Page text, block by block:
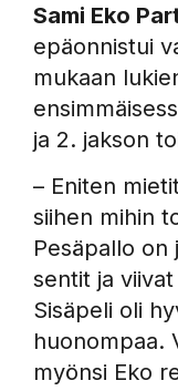
Sami Eko
epäonnistui
mukaan
ja 2. jakson
– Eniten
siihen mihin
Pesäpallo on
sentit ja
Sisäpeli oli
huonompaa.
myönsi Eko